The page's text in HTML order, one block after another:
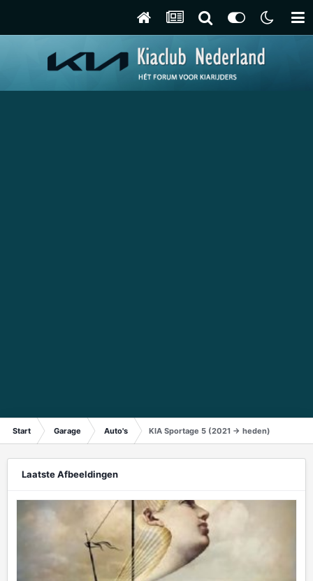
Start Garage Auto's KIA Sportage 5 (2021 -> heden)
Laatste Afbeeldingen